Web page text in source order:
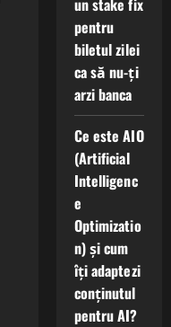
un stake fix
pentru
biletul zilei
ca să nu-ți
arzi banca
Ce este AIO
(Artificial
Intelligenc
e
Optimizatio
n) și cum
îți adaptezi
conținutul
pentru AI?